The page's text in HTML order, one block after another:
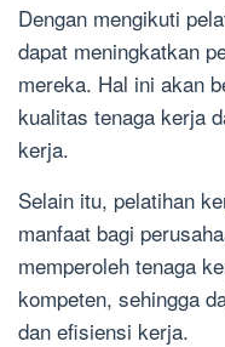
Dengan mengikuti
dapat meningkatkan
mereka. Hal ini akan
kualitas tenaga kerja
kerja.
Selain itu, pelatihan
manfaat bagi
memperoleh tenaga
kompeten, sehingga
dan efisiensi kerja.